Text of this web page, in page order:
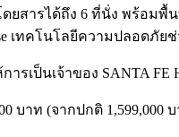
ยสารได้ถึง 6 ที่นั่ง พร้อม
เทคโนโลยีความปลอด
เป็นเจ้าของ SANTA FE
บาท (จากปกติ